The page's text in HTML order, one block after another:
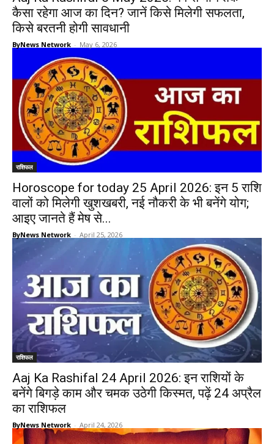
कैसा रहेगा आज का दिन? जानें किसे मिलेगी सफलता,
किसे बरतनी होगी सावधानी
ByNews Network - May 6, 2026
राशिफल
Horoscope for today 25 April 2026: इन 5 राशि
वालों को मिलेगी खुशखबरी, नई नौकरी के भी बनेंगे योग;
आइए जानते हैं मेष से...
ByNews Network - April 25, 2026
राशिफल
Aaj Ka Rashifal 24 April 2026: इन राशियों के
बनेंगे बिगड़े काम और चमक उठेगी किस्मत, पढ़ें 24 अप्रैल
का राशिफल
ByNews Network - April 24, 2026